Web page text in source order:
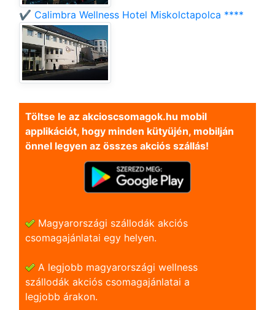
✔️ Calimbra Wellness Hotel Miskolctapolca ****
Töltse le az akcioscsomagok.hu mobil
applikációt, hogy minden kütyüjén, mobilján
önnel legyen az összes akciós szállás!
Magyarországi szállodák akciós
csomagajánlatai egy helyen.
A legjobb magyarországi wellness
szállodák akciós csomagajánlatai a
legjobb árakon.